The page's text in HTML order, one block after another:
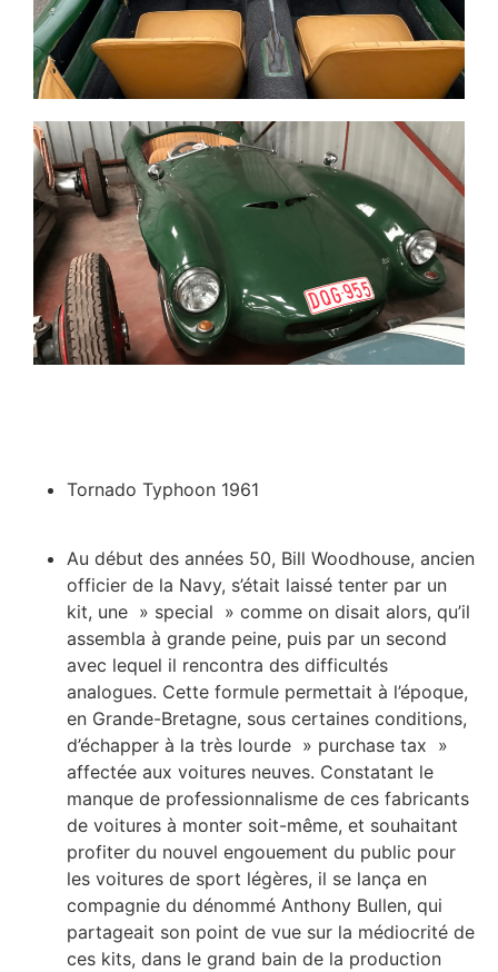
Tornado Typhoon 1961
Au début des années 50, Bill Woodhouse, ancien
officier de la Navy, s’était laissé tenter par un
kit, une » special » comme on disait alors, qu’il
assembla à grande peine, puis par un second
avec lequel il rencontra des difficultés
analogues. Cette formule permettait à l’époque,
en Grande-Bretagne, sous certaines conditions,
d’échapper à la très lourde » purchase tax »
affectée aux voitures neuves. Constatant le
manque de professionnalisme de ces fabricants
de voitures à monter soit-même, et souhaitant
profiter du nouvel engouement du public pour
les voitures de sport légères, il se lança en
compagnie du dénommé Anthony Bullen, qui
partageait son point de vue sur la médiocrité de
ces kits, dans le grand bain de la production